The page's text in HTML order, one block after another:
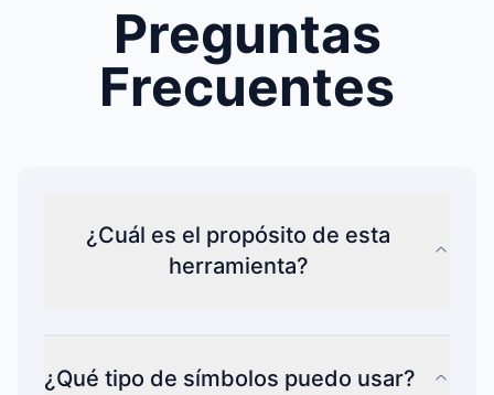
Preguntas
Frecuentes
¿Cuál es el propósito de esta
herramienta?
¿Qué tipo de símbolos puedo usar?